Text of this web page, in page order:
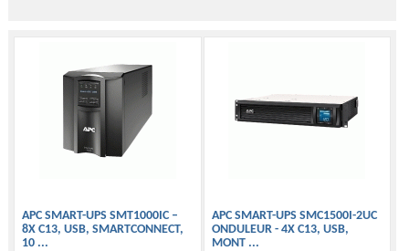
APC SMART-UPS SMT1000IC –
8X C13, USB, SMARTCONNECT,
10 ...
APC SMART-UPS SMC1500I-2UC
ONDULEUR - 4X C13, USB,
MONT ...